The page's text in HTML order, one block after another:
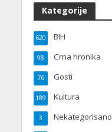
Kategorije
BIH
620
Crna hronika
98
Gosti
76
Kultura
189
Nekategorisano
3